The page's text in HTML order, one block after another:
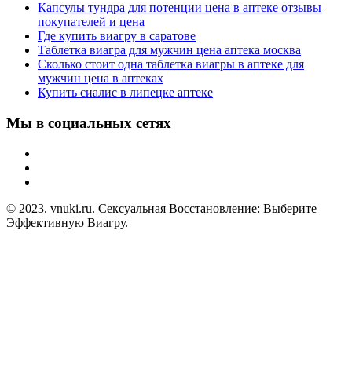
Капсулы тундра для потенции цена в аптеке отзывы
покупателей и цена
Где купить виагру в саратове
Таблетка виагра для мужчин цена аптека москва
Сколько стоит одна таблетка виагры в аптеке для
мужчин цена в аптеках
Купить сиалис в липецке аптеке
Мы в социальных сетях
© 2023. vnuki.ru. Сексуальная Восстановление: Выберите
Эффективную Виагру.